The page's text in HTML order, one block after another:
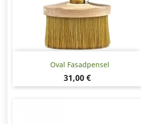
Oval Fasadpensel
Pris
31,00 €